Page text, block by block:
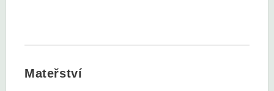
Mateřství